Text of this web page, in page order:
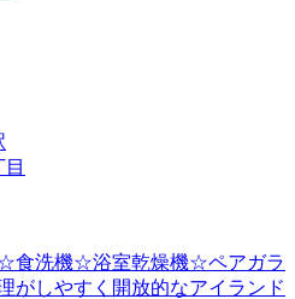
食洗機☆浴室乾燥機☆ペアガラ
しやすく開放的なアイランド